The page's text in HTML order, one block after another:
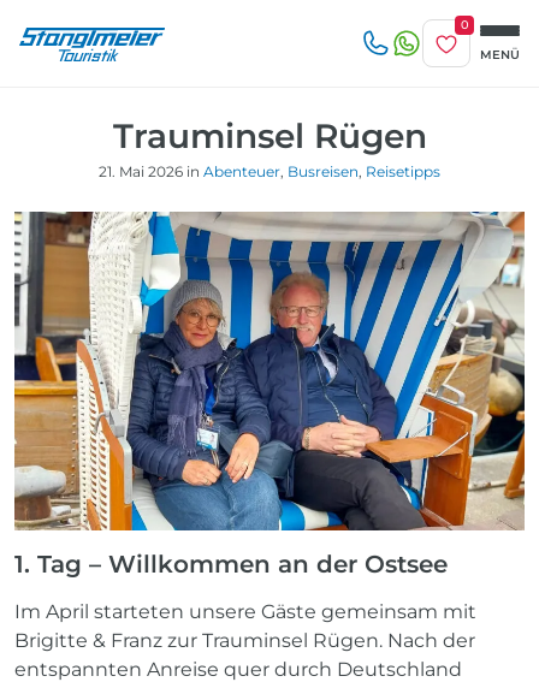
0
MENÜ
Merkliste
Keine Reisen auf der Merkliste
Zuletzt angesehen
Keine Reisen bislang angesehen
Trauminsel Rügen
21. Mai 2026 in Abenteuer, Busreisen, Reisetipps
1. Tag – Willkommen an der Ostsee
Im April starteten unsere Gäste gemeinsam mit
Brigitte & Franz zur Trauminsel Rügen. Nach der
entspannten Anreise quer durch Deutschland